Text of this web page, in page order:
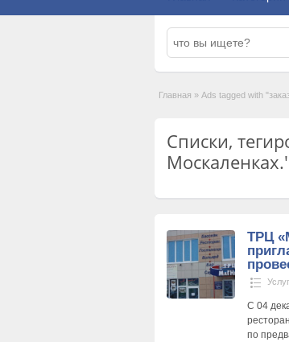
Главная » Ads tagged with
Списки,
ТРЦ
С 04
по